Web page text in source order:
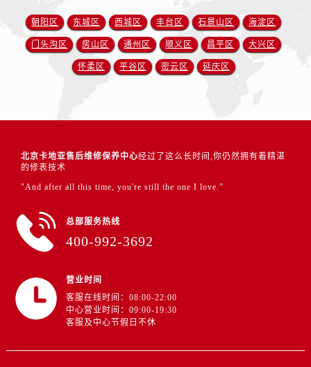
朝阳区 东城区 西城区 丰台区 石景山区 海淀区
门头沟区 房山区 通州区 顺义区 昌平区 大兴区
怀柔区 平谷区 密云区 延庆区
北京卡地亚售后维修保养中心经过了这么长时间,你仍然拥有着精湛
的修表技术
"And after all this time, you're still the one I love.”
总部服务热线
400-992-3692
营业时间
客服在线时间：08:00-22:00
中心营业时间：09:00-19:30
客服及中心节假日不休